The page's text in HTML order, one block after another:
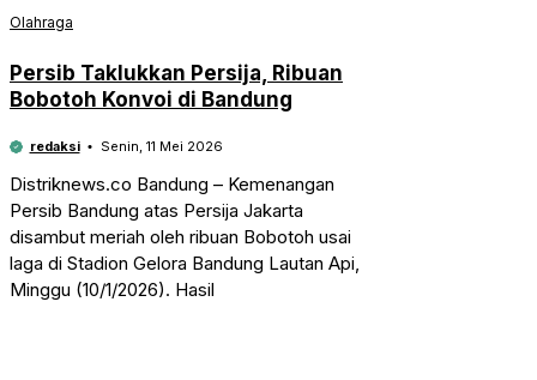
Olahraga
Persib Taklukkan Persija, Ribuan
Bobotoh Konvoi di Bandung
redaksi Senin, 11 Mei 2026
Distriknews.co Bandung – Kemenangan
Persib Bandung atas Persija Jakarta
disambut meriah oleh ribuan Bobotoh usai
laga di Stadion Gelora Bandung Lautan Api,
Minggu (10/1/2026). Hasil